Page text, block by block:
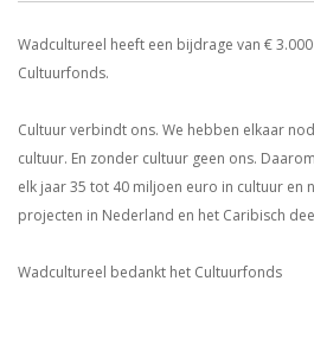
Wadcultureel heeft een bijdrage van €
Cultuurfonds.
Cultuur verbindt ons. We hebben elkaar
cultuur. En zonder cultuur geen ons.
elk jaar 35 tot 40 miljoen euro in cultuur en
projecten in Nederland en het Caribisch
Wadcultureel bedankt het Cultuurfonds